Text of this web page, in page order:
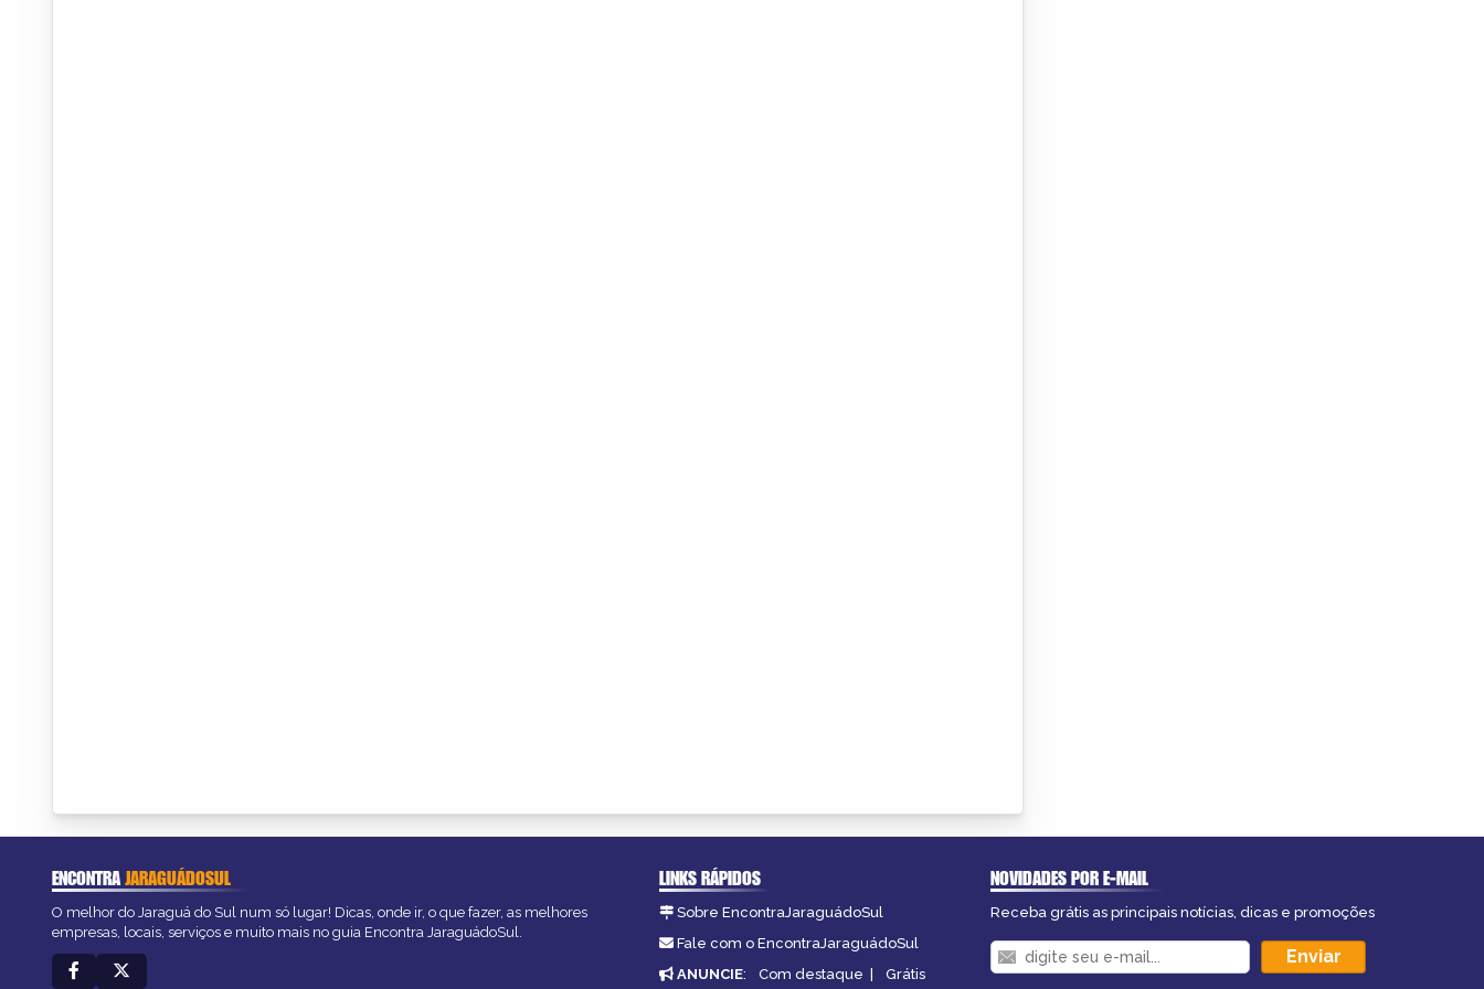
ENCONTRAJARAGUÁDOSUL
O melhor do Jaraguá do Sul num só lugar! Dicas, onde ir, o que fazer, as melhores
empresas, locais, serviços e muito mais no guia Encontra JaraguádoSul.
LINKS RÁPIDOS
Sobre EncontraJaraguádoSul
Fale com o EncontraJaraguádoSul
ANUNCIE: Com destaque | Grátis
NOVIDADES POR E-MAIL
Receba grátis as principais notícias, dicas e promoções